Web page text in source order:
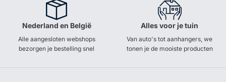
Nederland en België
Alle aangesloten webshops
bezorgen je bestelling snel
Alles voor je tuin
Van auto's tot aanhangers, we
tonen je de mooiste producten